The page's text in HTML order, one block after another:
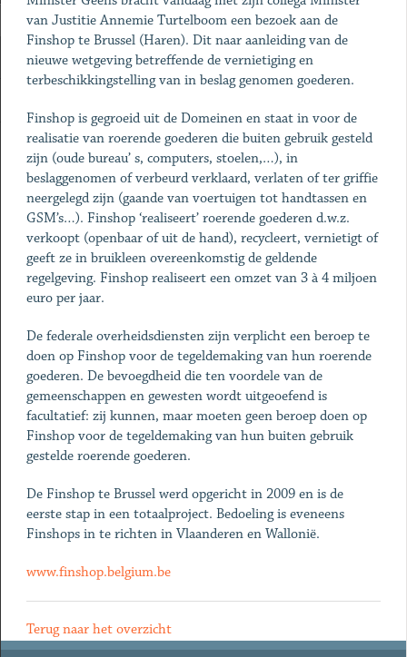
van Justitie Annemie Turtelboom een bezoek aan de
Finshop te Brussel (Haren). Dit naar aanleiding van de
nieuwe wetgeving betreffende de vernietiging en
terbeschikkingstelling van in beslag genomen goederen.
Finshop is gegroeid uit de Domeinen en staat in voor de
realisatie van roerende goederen die buiten gebruik gesteld
zijn (oude bureau’ s, computers, stoelen,…), in
beslaggenomen of verbeurd verklaard, verlaten of ter griffie
neergelegd zijn (gaande van voertuigen tot handtassen en
GSM’s…). Finshop ‘realiseert’ roerende goederen d.w.z.
verkoopt (openbaar of uit de hand), recycleert, vernietigt of
geeft ze in bruikleen overeenkomstig de geldende
regelgeving. Finshop realiseert een omzet van 3 à 4 miljoen
euro per jaar.
De federale overheidsdiensten zijn verplicht een beroep te
doen op Finshop voor de tegeldemaking van hun roerende
goederen. De bevoegdheid die ten voordele van de
gemeenschappen en gewesten wordt uitgeoefend is
facultatief: zij kunnen, maar moeten geen beroep doen op
Finshop voor de tegeldemaking van hun buiten gebruik
gestelde roerende goederen.
De Finshop te Brussel werd opgericht in 2009 en is de
eerste stap in een totaalproject. Bedoeling is eveneens
Finshops in te richten in Vlaanderen en Wallonië.
www.finshop.belgium.be
Terug naar het overzicht